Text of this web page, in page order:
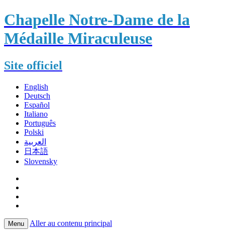
Chapelle Notre-Dame de la
Médaille Miraculeuse
Site officiel
English
Deutsch
Español
Italiano
Português
Polski
العربية
日本語
Slovensky
Menu Aller au contenu principal